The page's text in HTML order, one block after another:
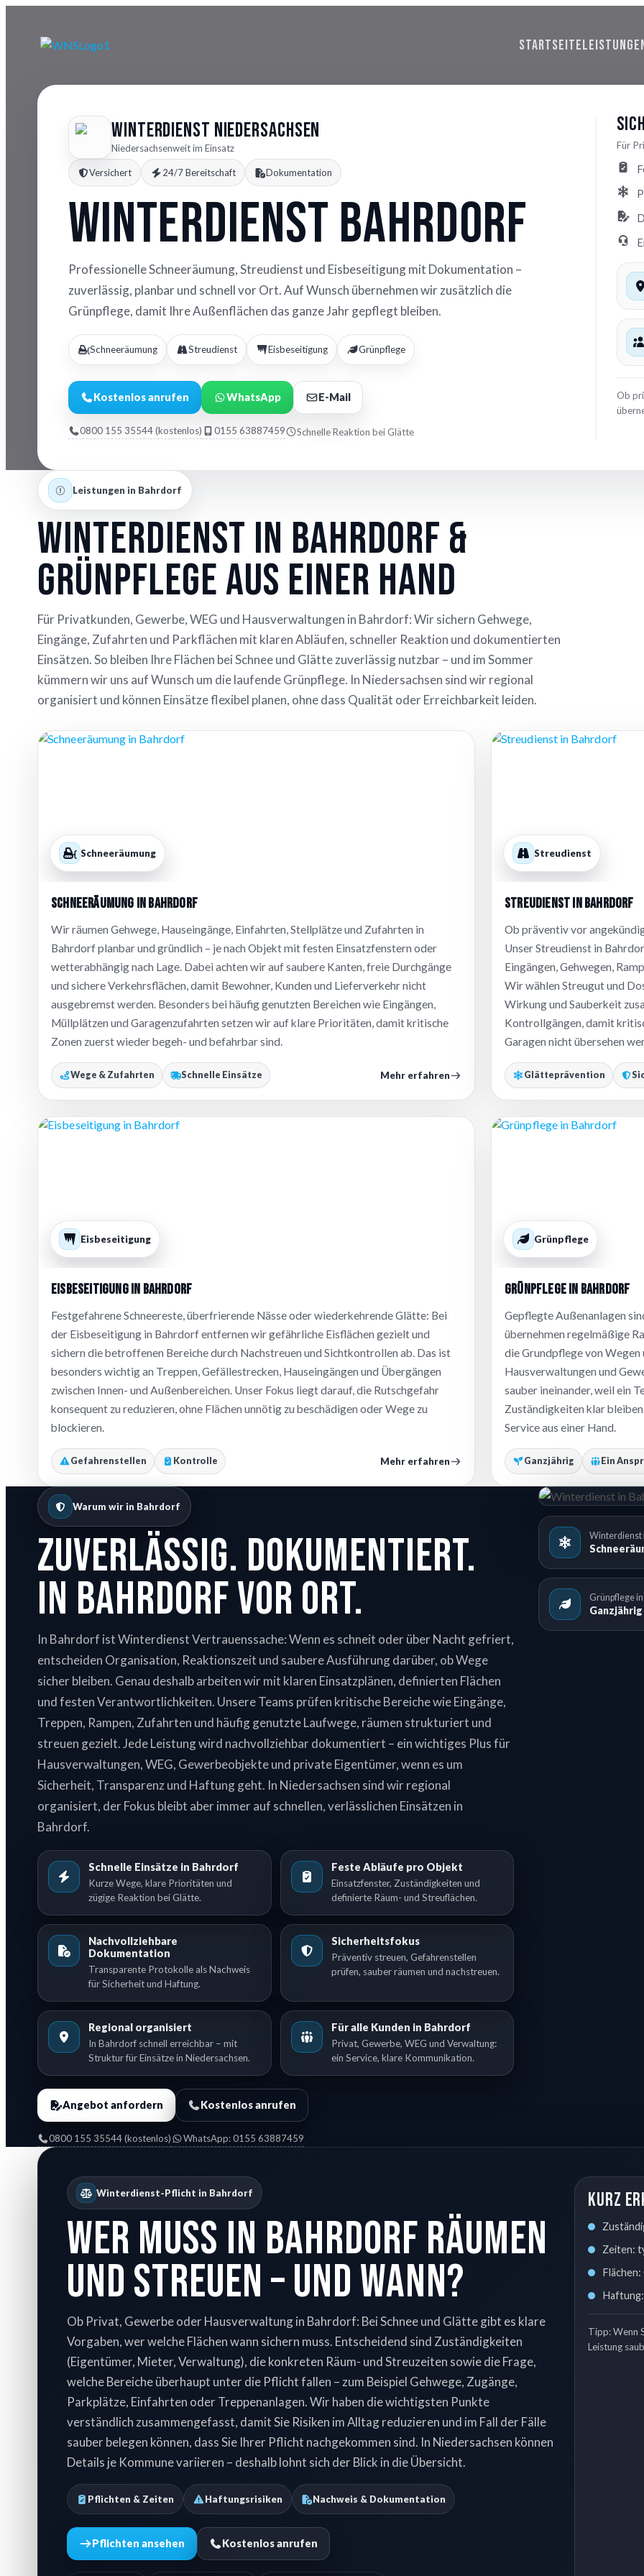
STARTSEITE
Winterdienst Niedersachsen
Niedersachsenweit im Einsatz
Versichert 24/7 Bereitschaft Dokumentation
Winterdienst Bahrdorf
Professionelle Schneeräumung, Streudienst und Eisbeseitigung mit Dokumentation –
zuverlässig, planbar und schnell vor Ort. Auf Wunsch übernehmen wir zusätzlich die
Grünpflege, damit Ihre Außenflächen das ganze Jahr gepflegt bleiben.
Schneeräumung Streudienst Eisbeseitigung Grünpflege
Kostenlos anrufen WhatsApp E-Mail
0800 155 35544 (kostenlos) 0155 63887459 Schnelle Reaktion bei Glätte
Für
Ob
Leistungen in Bahrdorf
Winterdienst in Bahrdorf &
Grünpflege aus einer Hand
Für Privatkunden, Gewerbe, WEG und Hausverwaltungen in Bahrdorf: Wir sichern Gehwege,
Eingänge, Zufahrten und Parkflächen mit klaren Abläufen, schneller Reaktion und dokumentierten
Einsätzen. So bleiben Ihre Flächen bei Schnee und Glätte zuverlässig nutzbar – und im Sommer
kümmern wir uns auf Wunsch um die laufende Grünpflege. In Niedersachsen sind wir regional
organisiert und können Einsätze flexibel planen, ohne dass Qualität oder Erreichbarkeit leiden.
Schneeräumung
Schneeräumung in Bahrdorf
Wir räumen Gehwege, Hauseingänge, Einfahrten, Stellplätze und Zufahrten in
Bahrdorf planbar und gründlich – je nach Objekt mit festen Einsatzfenstern oder
wetterabhängig nach Lage. Dabei achten wir auf saubere Kanten, freie Durchgänge
und sichere Verkehrsflächen, damit Bewohner, Kunden und Lieferverkehr nicht
ausgebremst werden. Besonders bei häufig genutzten Bereichen wie Eingängen,
Müllplätzen und Garagenzufahrten setzen wir auf klare Prioritäten, damit kritische
Zonen zuerst wieder begeh- und befahrbar sind.
Wege & Zufahrten Schnelle Einsätze Mehr erfahren
Streudienst
Streudienst in Bahrdorf
Ob präventiv vor
Unser Streudienst in
Eingängen, Gehwegen,
Wir wählen Streugut und
Wirkung und Sauberkeit
Kontrollgängen, damit
Garagen nicht übersehen
Glätteprävention
Eisbeseitigung
Eisbeseitigung in Bahrdorf
Festgefahrene Schneereste, überfrierende Nässe oder wiederkehrende Glätte: Bei
der Eisbeseitigung in Bahrdorf entfernen wir gefährliche Eisflächen gezielt und
sichern die betroffenen Bereiche durch Nachstreuen und Sichtkontrollen ab. Das ist
besonders wichtig an Treppen, Gefällestrecken, Hauseingängen und Übergängen
zwischen Innen- und Außenbereichen. Unser Fokus liegt darauf, die Rutschgefahr
konsequent zu reduzieren, ohne Flächen unnötig zu beschädigen oder Wege zu
blockieren.
Gefahrenstellen Kontrolle Mehr erfahren
Grünpflege
Grünpflege in Bahrdorf
Gepflegte Außenanlagen
übernehmen regelmäßige
die Grundpflege von
Hausverwaltungen und
sauber ineinander, weil ein
Zuständigkeiten klar
Service aus einer Hand.
Ganzjährig Ein
Warum wir in Bahrdorf
Zuverlässig. Dokumentiert.
In Bahrdorf vor Ort.
In Bahrdorf ist Winterdienst Vertrauenssache: Wenn es schneit oder über Nacht gefriert,
entscheiden Organisation, Reaktionszeit und saubere Ausführung darüber, ob Wege
sicher bleiben. Genau deshalb arbeiten wir mit klaren Einsatzplänen, definierten Flächen
und festen Verantwortlichkeiten. Unsere Teams prüfen kritische Bereiche wie Eingänge,
Treppen, Rampen, Zufahrten und häufig genutzte Laufwege, räumen strukturiert und
streuen gezielt. Jede Leistung wird nachvollziehbar dokumentiert – ein wichtiges Plus für
Hausverwaltungen, WEG, Gewerbeobjekte und private Eigentümer, wenn es um
Sicherheit, Transparenz und Haftung geht. In Niedersachsen sind wir regional
organisiert, der Fokus bleibt aber immer auf schnellen, verlässlichen Einsätzen in
Bahrdorf.
Schnelle Einsätze in Bahrdorf
Kurze Wege, klare Prioritäten und
zügige Reaktion bei Glätte.
Feste Abläufe pro Objekt
Einsatzfenster, Zuständigkeiten und
definierte Räum- und Streuflächen.
Nachvollziehbare
Dokumentation
Transparente Protokolle als Nachweis
für Sicherheit und Haftung.
Sicherheitsfokus
Präventiv streuen, Gefahrenstellen
prüfen, sauber räumen und nachstreuen.
Regional organisiert
In Bahrdorf schnell erreichbar – mit
Struktur für Einsätze in Niedersachsen.
Für alle Kunden in Bahrdorf
Privat, Gewerbe, WEG und Verwaltung:
ein Service, klare Kommunikation.
Angebot anfordern Kostenlos anrufen
0800 155 35544 (kostenlos) WhatsApp: 0155 63887459
Winterdienst
Grünpflege
Winterdienst-Pflicht in Bahrdorf
Wer muss in Bahrdorf räumen
und streuen – und wann?
Ob Privat, Gewerbe oder Hausverwaltung in Bahrdorf: Bei Schnee und Glätte gibt es klare
Vorgaben, wer welche Flächen wann sichern muss. Entscheidend sind Zuständigkeiten
(Eigentümer, Mieter, Verwaltung), die konkreten Räum- und Streuzeiten sowie die Frage,
welche Bereiche überhaupt unter die Pflicht fallen – zum Beispiel Gehwege, Zugänge,
Parkplätze, Einfahrten oder Treppenanlagen. Wir haben die wichtigsten Punkte
verständlich zusammengefasst, damit Sie Risiken im Alltag reduzieren und im Fall der Fälle
sauber belegen können, dass Sie Ihrer Pflicht nachgekommen sind. In Niedersachsen können
Details je Kommune variieren – deshalb lohnt sich der Blick in die Übersicht.
Pflichten & Zeiten Haftungsrisiken Nachweis & Dokumentation
Pflichten ansehen Kostenlos anrufen
Kurz
Zeiten:
Tipp: Wenn
Leistung